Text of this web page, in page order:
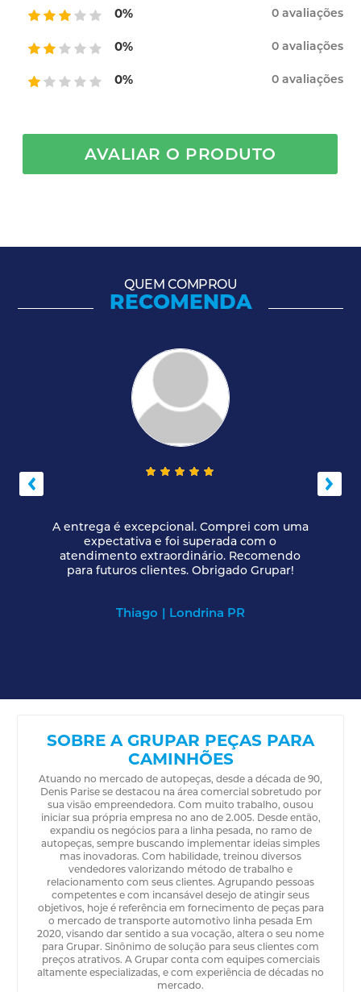
0% 0 avaliações
0% 0 avaliações
0% 0 avaliações
AVALIAR O PRODUTO
QUEM COMPROU
RECOMENDA
Gostei muito da determinação e
do atendimento feito pelo profissional,
recomendo para novos clientes.
pela parceria formada.
joao vitor | criciuma SC
SOBRE A GRUPAR PEÇAS PARA
CAMINHÕES
Atuando no mercado de autopeças, desde a década de 90,
Denis Parise se destacou na área comercial sobretudo por
sua visão empreendedora. Com muito trabalho, ousou
iniciar sua própria empresa no ano de 2.005. Desde então,
expandiu os negócios para a linha pesada, no ramo de
autopeças, sempre buscando implementar ideias simples
mas inovadoras. Com habilidade, treinou diversos
vendedores valorizando método de trabalho e
relacionamento com seus clientes. Agrupando pessoas
competentes e com incansável desejo de atingir seus
objetivos, hoje é referência em fornecimento de peças para
o mercado de transporte automotivo linha pesada Em
2020, visando dar sentido a sua vocação, altera o seu nome
para Grupar. Sinônimo de solução para seus clientes com
preços atrativos. A Grupar conta com equipes comerciais
altamente especializadas, e com experiência de décadas no
mercado.